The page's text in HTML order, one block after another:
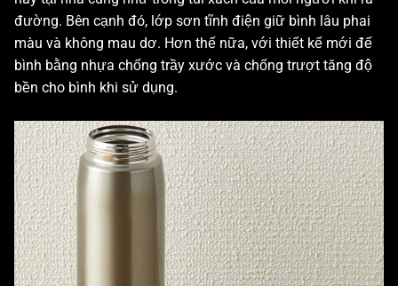
đường. Bên cạnh đó, lớp sơn tĩnh điện giữ bình lâu phai
màu và không mau dơ. Hơn thế nữa, với thiết kế mới đế
bình bằng nhựa chống trầy xước và chống trượt tăng độ
bền cho bình khi sử dụng.